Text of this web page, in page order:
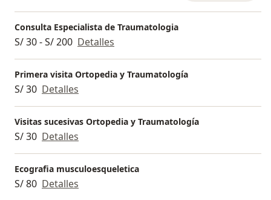
Consulta Especialista de Traumatologia
S/ 30 - S/ 200 Detalles
Primera visita Ortopedia y Traumatología
S/ 30 Detalles
Visitas sucesivas Ortopedia y Traumatología
S/ 30 Detalles
Ecografia musculoesqueletica
S/ 80 Detalles